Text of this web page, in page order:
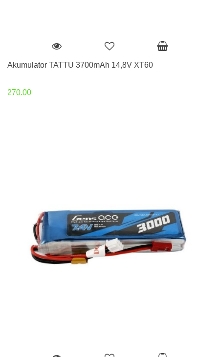
Akumulator TATTU 3700mAh 14,8V XT60
270.00